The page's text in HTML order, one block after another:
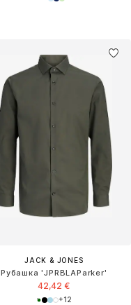
JACK & JONES
Рубашка 'JPRBLAParker'
42,42 €
+12